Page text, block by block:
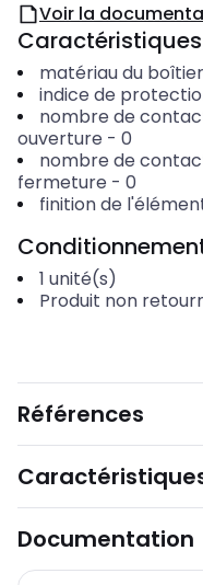
Voir la
matériau du
indice de
nombre de
ouverture - 0
nombre de
fermeture - 0
finition de
1 unité(s)
Produit non
Références
Documentation